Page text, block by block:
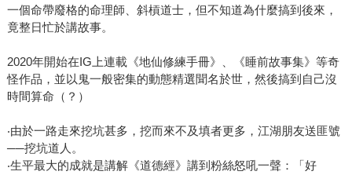
一個命帶廢格的命理師、斜槓道士，但不知道為什麼搞到後來，
竟整日忙於講故事。
2020年開始在IG上連載《地仙修練手冊》、《睡前故事集》等奇
怪作品，並以鬼一般密集的動態精選聞名於世，然後搞到自己沒
時間算命（？）
‧由於一路走來挖坑甚多，挖而來不及填者更多，江湖朋友送匪號
──挖坑道人。
‧生平最大的成就是講解《道德經》講到粉絲怒吼一聲：「好